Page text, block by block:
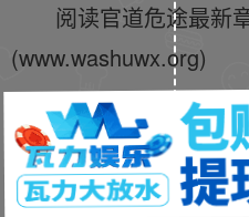
阅读官道危途最新
(www.washuwx.org)